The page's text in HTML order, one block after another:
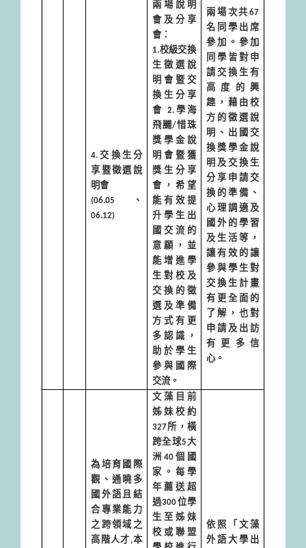
4. 交換生分
享暨徵選說
明會
(06.05 、
06.12)
兩場說明
會及分享
會：
1.校級交換
生徵選說
明會暨交
換生分享
會
2. 學海
飛颺/惜珠
獎學金說
明會暨獲
獎生分享
會，希望
能有效提
升學生出
國交流的
意願，並
能增進學
生對校及
交換的徵
選及準備
方式有更
多認識，
助於學生
參與國際
交流。
兩場次共67
名同學出席
參加。參加
同學皆對申
請交換生有
高度的興
趣，藉由校
方的徵選說
明、出國交
換獎學金說
明及交換生
分享申請交
換的準備、
心理調適及
國外的學習
及生活等，
讓有效的讓
參與學生對
交換生計畫
有更全面的
了解，也對
申請及出訪
有更多信
心。
為培育國際
觀、通曉多
國外語且結
合專業能力
之跨領域之
高階人才,本
文藻目前
姊妹校約
327所，橫
跨全球5大
洲 40個國
家。每學
年薦送超
過300位學
生至姊妹
校或聯盟
依照「文藻
外語大學出